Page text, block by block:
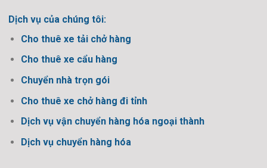
Dịch vụ của chúng tôi:
Cho thuê xe tải chở hàng
Cho thuê xe cẩu hàng
Chuyển nhà trọn gói
Cho thuê xe chở hàng đi tỉnh
Dịch vụ vận chuyển hàng hóa ngoại thành
Dịch vụ chuyển hàng hóa